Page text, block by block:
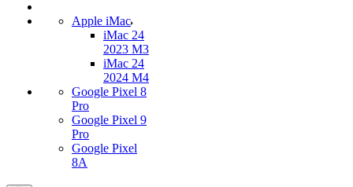
Apple iMac
iMac 24
2023 M3
iMac 24
2024 M4
Google Pixel 8
Pro
Google Pixel 9
Pro
Google Pixel
8A